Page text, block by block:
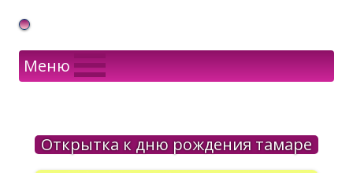
Gif Открытки в подарок
Меню
Открытка к дню рождения тамаре